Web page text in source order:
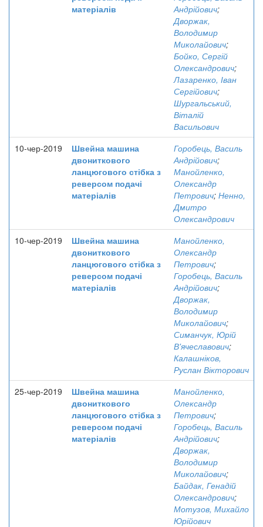
матеріалів
Андрійович;
Дворжак,
Володимир
Миколайович;
Бойко, Сергій
Олександрович;
Лазаренко, Іван
Сергійович;
Шургальський,
Віталій
Васильович
10-чер-2019
Швейна машина
двониткового
ланцюгового стібка з
реверсом подачі
матеріалів
Горобець, Василь
Андрійович;
Манойленко,
Олександр
Петрович; Ненно,
Дмитро
Олександрович
10-чер-2019
Швейна машина
двониткового
ланцюгового стібка з
реверсом подачі
матеріалів
Манойленко,
Олександр
Петрович;
Горобець, Василь
Андрійович;
Дворжак,
Володимир
Миколайович;
Симанчук, Юрій
В'ячеславович;
Калашніков,
Руслан Вікторович
25-чер-2019
Швейна машина
двониткового
ланцюгового стібка з
реверсом подачі
матеріалів
Манойленко,
Олександр
Петрович;
Горобець, Василь
Андрійович;
Дворжак,
Володимир
Миколайович;
Байдак, Генадій
Олександрович;
Мотузов, Михайло
Юрійович